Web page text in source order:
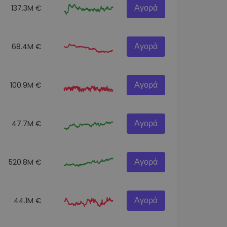
137.3M € Αγορά
68.4M € Αγορά
100.9M € Αγορά
47.7M € Αγορά
520.8M € Αγορά
44.1M € Αγορά